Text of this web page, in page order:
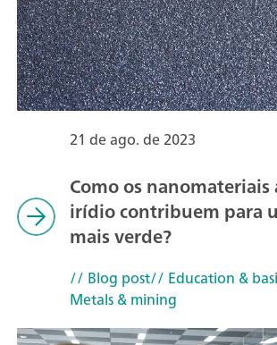
21 de ago. de 2023
Como os nanomateriais
irídio contribuem para
mais verde?
// Blog post// Education &
Metals & mining